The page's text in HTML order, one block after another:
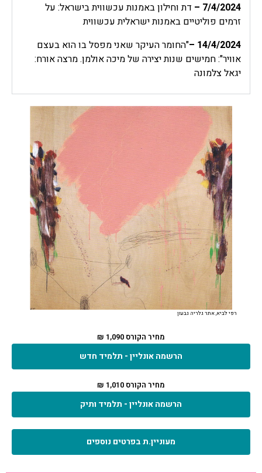
7/4/2024
– דת וחילון באמנות עכשווית בישראל: על
זרמים פוליטיים באמנות ישראלית עכשווית
14/4/2024
–"החומר העיקר שאני מפסל בו הוא בעצם
אוויר": חמישים שנות יצירה של מיכה אולמן. מרצה אורח:
יגאל צלמונה
רפי לביא, אתר גלריה גבעון
מחיר הקורס 1,090 ₪
הרשמה אונליין - תלמיד חדש
מחיר הקורס 1,010 ₪
הרשמה אונליין - תלמיד ותיק
מעוניין.ת בפרטים נוספים